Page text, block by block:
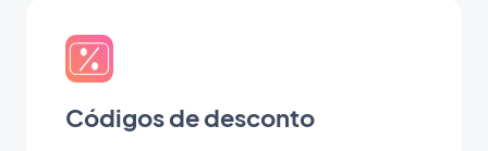
Códigos de desconto